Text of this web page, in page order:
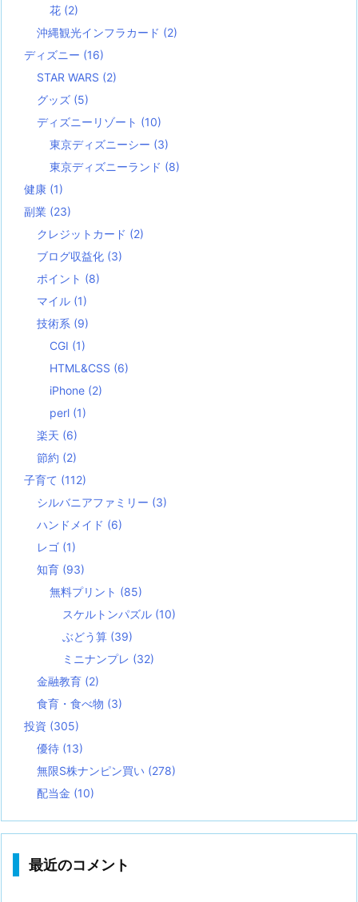
花 (2)
沖縄観光インフラカード (2)
ディズニー (16)
STAR WARS (2)
グッズ (5)
ディズニーリゾート (10)
東京ディズニーシー (3)
東京ディズニーランド (8)
健康 (1)
副業 (23)
クレジットカード (2)
ブログ収益化 (3)
ポイント (8)
マイル (1)
技術系 (9)
CGI (1)
HTML&CSS (6)
iPhone (2)
perl (1)
楽天 (6)
節約 (2)
子育て (112)
シルバニアファミリー (3)
ハンドメイド (6)
レゴ (1)
知育 (93)
無料プリント (85)
スケルトンパズル (10)
ぶどう算 (39)
ミニナンプレ (32)
金融教育 (2)
食育・食べ物 (3)
投資 (305)
優待 (13)
無限S株ナンピン買い (278)
配当金 (10)
最近のコメント